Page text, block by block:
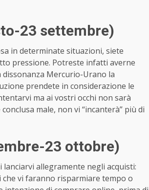
23 settembre)
in determinate situazioni, siete
pressione. Potreste infatti averne
dissonanza Mercurio-Urano la
prendete in considerazione le
ma ai vostri occhi non sarà
male, non vi “incanterà” più di
23 ottobre)
allegramente negli acquisti:
vi faranno risparmiare tempo o